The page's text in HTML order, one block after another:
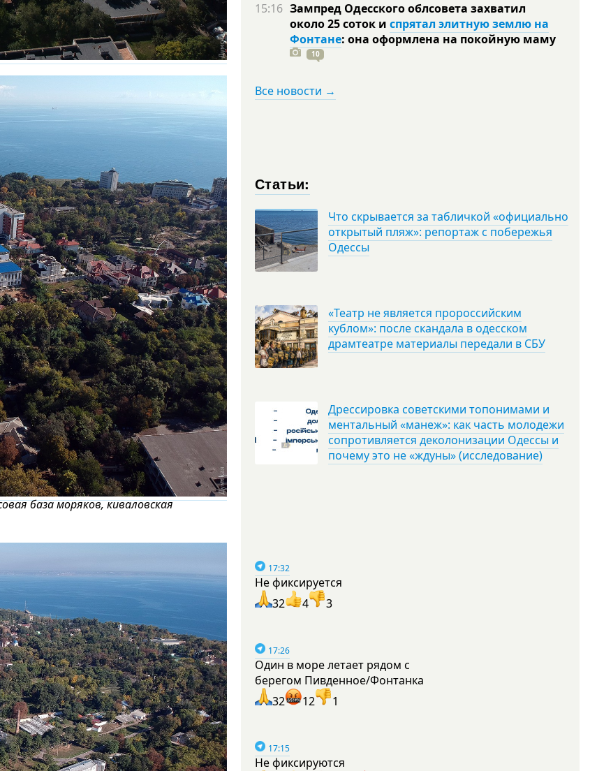
база моряков, киваловская
15:16 Зампред Одесского облсовета захватил
около 25 соток и спрятал элитную землю на
Фонтане: она оформлена на покойную маму
10
Все новости →
Статьи:
Что скрывается за табличкой «официально
открытый пляж»: репортаж с побережья
Одессы
«Театр не является пророссийским
кублом»: после скандала в одесском
драмтеатре материалы передали в СБУ
Дрессировка советскими топонимами и
ментальный «манеж»: как часть молодежи
сопротивляется деколонизации Одессы и
почему это не «ждуны» (исследование)
17:32
Не фиксируется
32
4 3
17:26
Один в море летает рядом с
берегом Пивденное/Фонтанка
32
12 1
17:15
Не фиксируются